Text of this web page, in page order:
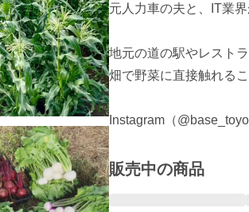
元人力車の夫と、IT業
地元の道の駅やレスト
畑で野菜に直接触れる
Instagram（
販売中の商品